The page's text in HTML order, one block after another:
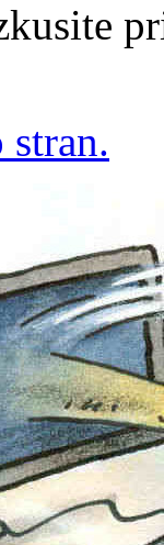
stran.